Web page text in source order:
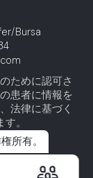
Bursa
ために認可さ
患者に情報を
法律に基づく
。
所有。